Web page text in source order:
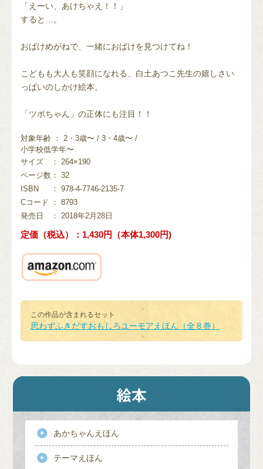
「えーい、あけちゃえ！！」
すると…。
おばけめがねで、一緒におばけを見つけてね！
こどもも大人も笑顔になれる、白土あつこ先生の嬉しさい
っぱいのしかけ絵本。
「ツボちゃん」の正体にも注目！！
対象年齢 ： 2・3歳〜 / 3・4歳〜 /
小学校低学年〜
サイズ
： 264×190
ページ数 ： 32
ISBN
： 978-4-7746-2135-7
Cコード
： 8793
発売日
： 2018年2月28日
定価（税込）：1,430円（本体1,300円)
この作品が含まれるセット
思わずふきだすおもしろユーモアえほん（全８巻）
あかちゃんえほん
テーマえほん